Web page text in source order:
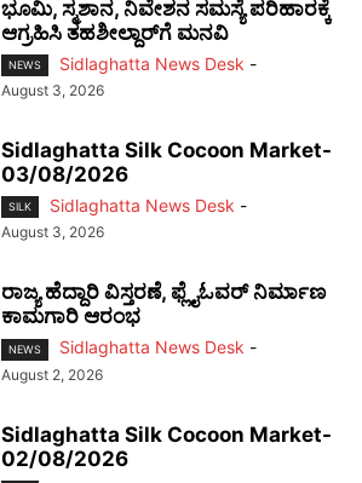
ಭೂಮಿ, ಸ್ಮಶಾನ, ನಿವೇಶನ ಸಮಸ್ಯೆ ಪರಿಹಾರಕ್ಕೆ
ಆಗ್ರಹಿಸಿ ತಹಶೀಲ್ದಾರ್‌ಗೆ ಮನವಿ
NEWS Sidlaghatta News Desk -
August 3, 2026
Sidlaghatta Silk Cocoon Market-
03/08/2026
SILK Sidlaghatta News Desk -
August 3, 2026
ರಾಜ್ಯ ಹೆದ್ದಾರಿ ವಿಸ್ತರಣೆ, ಫ್ಲೈಓವರ್ ನಿರ್ಮಾಣ
ಕಾಮಗಾರಿ ಆರಂಭ
NEWS Sidlaghatta News Desk -
August 2, 2026
Sidlaghatta Silk Cocoon Market-
02/08/2026